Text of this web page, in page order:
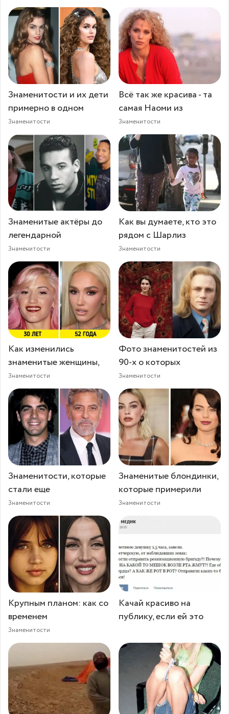
Знаменитости и их дети
примерно в одном
Знаменитости
Всё так же красива - та
самая Наоми из
Знаменитости
Знаменитые актёры до
легендарной
Знаменитости
Как вы думаете, кто это
рядом с Шарлиз
Знаменитости
Как изменились
знаменитые женщины,
Знаменитости
Фото знаменитостей из
90-х о которых
Знаменитости
Знаменитости, которые
стали еще
Знаменитости
Знаменитые блондинки,
которые примерили
Знаменитости
Крупным планом: как со
временем
Знаменитости
Качай красиво на
публику, если ей это